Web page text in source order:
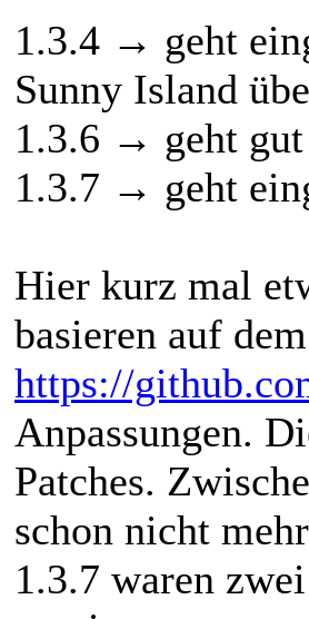
1.3.4 → geht
Sunny Island
1.3.6 → geht gut
1.3.7 → geht
Hier kurz mal
basieren auf
https://
Anpassungen.
Patches.
schon nicht
1.3.7 waren